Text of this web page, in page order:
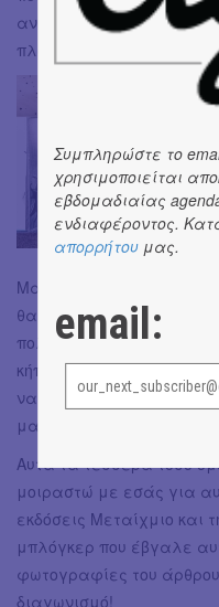
ανήκει τελικά; O κ.
πλουτίσει από αυτό το
Μα ξάφνου μια μέρα
θαύμα εξαφανίστηκε και
πολυέδινε σημασία πια.
κήπο βρίσκονται κι
να ανακαλυφθούν... Τι
μαζί;
Αυτά τα τέσσερα τόσο
μοιραστώ με εσάς για
εκδόσεις Μεταίχμιο και
μπλόγκερ που έβγαλε
φωτογραφίες του
διαγωνισμό!
Συμπληρώστε το
χρησιμοποιείται
εβδομαδιαίας
ενδιαφέροντος.
απορρήτου μας.
email: